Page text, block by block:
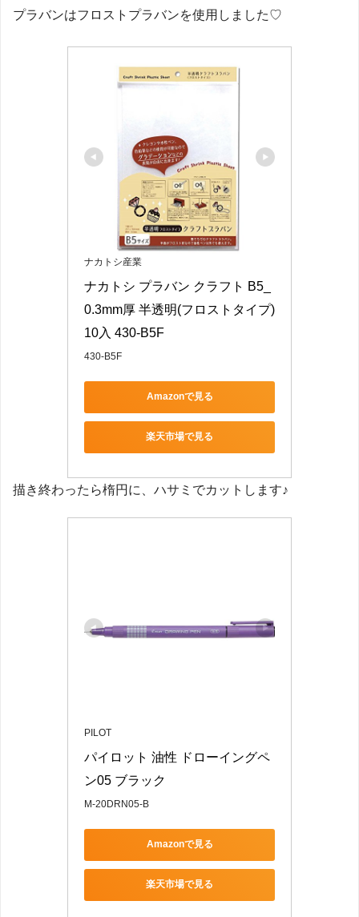
プラバンはフロストプラバンを使用しました♡
ナカトシ産業
ナカトシ プラバン クラフト B5_
0.3mm厚 半透明(フロストタイプ)
10入 430-B5F
430-B5F
Amazonで見る
楽天市場で見る
描き終わったら楕円に、ハサミでカットします♪
PILOT
パイロット 油性 ドローイングペ
ン05 ブラック
M-20DRN05-B
Amazonで見る
楽天市場で見る